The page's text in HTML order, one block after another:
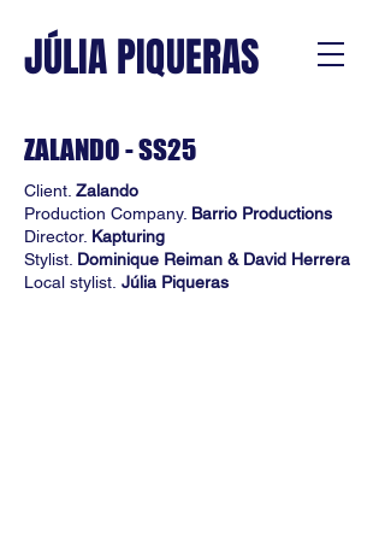
JÚLIA PIQUERAS
ZALANDO - SS25
Client. Zalando
Production Company. Barrio Productions
Director. Kapturing
Stylist. Dominique Reiman & David Herrera
Local stylist. Júlia Piqueras